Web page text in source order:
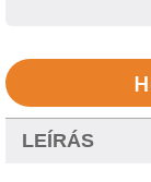
LEÍRÁS